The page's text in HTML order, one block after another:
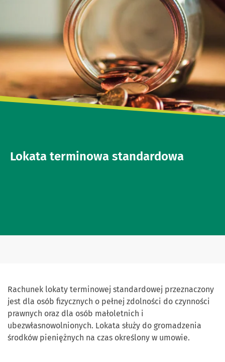
Lokata terminowa standardowa
Rachunek lokaty terminowej standardowej przeznaczony
jest dla osób fizycznych o pełnej zdolności do czynności
prawnych oraz dla osób małoletnich i
ubezwłasnowolnionych. Lokata służy do gromadzenia
środków pieniężnych na czas określony w umowie.